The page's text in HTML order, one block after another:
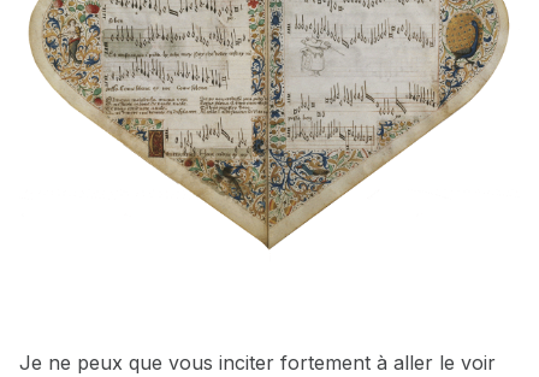
Je ne peux que vous inciter fortement à aller le voir